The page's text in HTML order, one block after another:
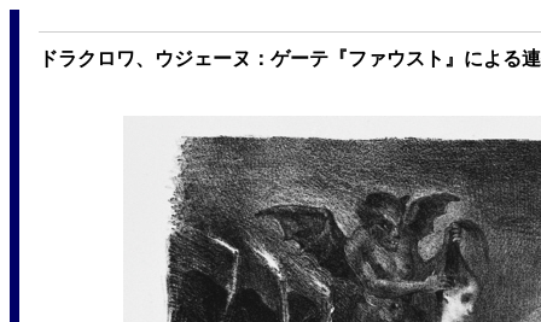
ドラクロワ、ウジェーヌ：ゲーテ『ファウスト』による